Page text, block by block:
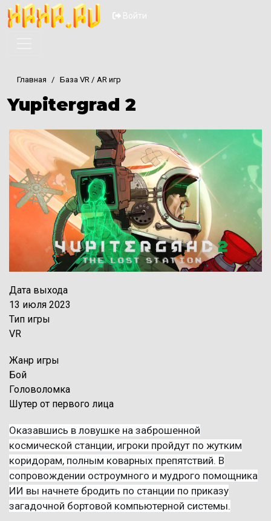
Меню учётной
Войти
Главная База VR / AR игр
Yupitergrad 2
Дата выхода
13 июля 2023
Тип игры
VR
Жанр игры
Бой
Головоломка
Шутер от первого лица
Описание игры
Оказавшись в ловушке на заброшенной
космической станции, игроки пройдут по жутким
коридорам, полным коварных препятствий. В
сопровождении остроумного и мудрого помощника
ИИ вы начнете бродить по станции по приказу
загадочной бортовой компьютерной системы.